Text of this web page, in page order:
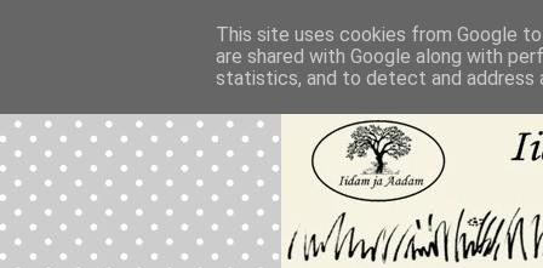
This site uses cookies from Google
are shared with Google along with
statistics, and to detect and address